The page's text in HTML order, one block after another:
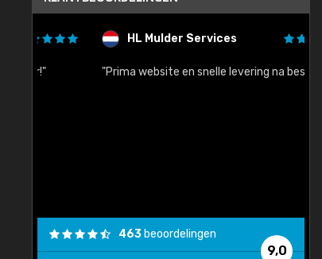
HL Mulder Services
"Prima website en snelle levering na bestelling"
9,0
463 beoordelingen